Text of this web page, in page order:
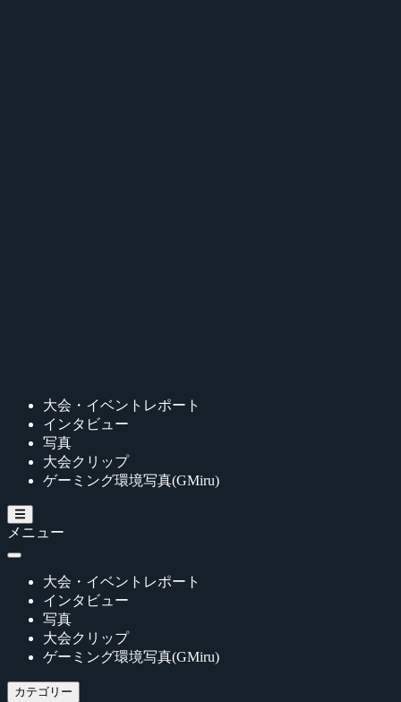
大会・イベントレポート
インタビュー
写真
大会クリップ
ゲーミング環境写真(GMiru)
メニュー
大会・イベントレポート
インタビュー
写真
大会クリップ
ゲーミング環境写真(GMiru)
カテゴリー